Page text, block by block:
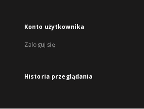
Konto użytkownika
Zaloguj się
Historia przeglądania